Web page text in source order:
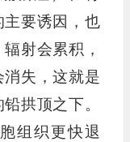
主要诱因，也
射会累积，
失，这就是
拱顶之下。
组织更快退